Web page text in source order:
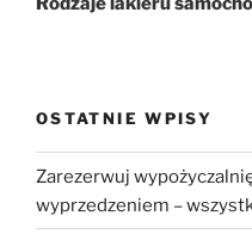
OSTATNIE WPISY
Zarezerwuj
wyprzedzeniem –